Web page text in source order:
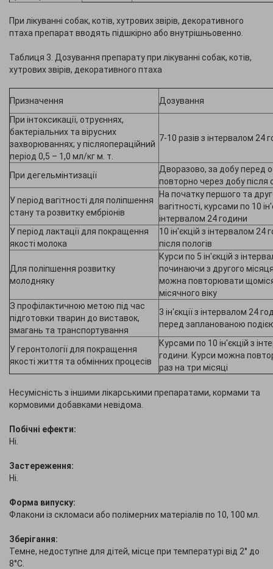
При лікуванні собак, котів, хутрових звірів, декоративного
птаха препарат вводять підшкірно або внутрішньовенно.
Таблиця 3. Дозування препарату при лікуванні собак, котів,
хутрових звірів, декоративного птаха
Призначення
Дозування
При інтоксикації, отруєннях,
бактеріальних та вірусних
захворюваннях; у післяопераційний
період 0,5 – 1,0 мл/кг м. т.
7-10 разів з інтервалом 24
При дегельмінтизації
Дворазово, за добу перед
повторно через добу після
У період вагітності для поліпшення
стану та розвитку ембріонів
На початку першого та
вагітності, курсами по 10
інтервалом 24 години
У період лактації для покращення
якості молока
10 ін'єкцій з інтервалом 24
після пологів
Для поліпшення розвитку
молодняку
Курси по 5 ін'єкцій з
починаючи з другого
можна повторювати
місячного віку
З профілактичною метою під час
підготовки тварин до виставок,
змагань та транспортування
3 ін'єкції з інтервалом 24
перед запланованою
У геронтології для покращення
якості життя та обмінних процесів
Курсами по 10 ін'єкцій з
години. Курси можна
раз на три місяці
Несумісність з іншими лікарськими препаратами, кормами та
кормовими добавками невідома.
Побічні ефекти:
Ні.
Застереження:
Ні.
Форма випуску:
Флакони із скломаси або полімерних матеріалів по 10, 100 мл.
Зберігання:
Темне, недоступне для дітей, місце при температурі від 2° до
8°С.